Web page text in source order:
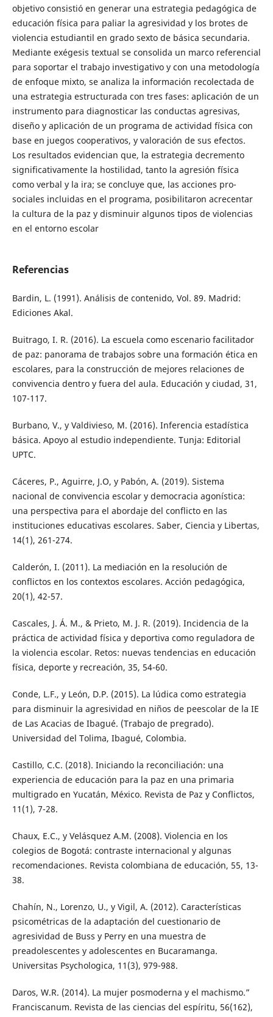
objetivo consistió en generar una estrategia pedagógica de
educación física para paliar la agresividad y los brotes de
violencia estudiantil en grado sexto de básica secundaria.
Mediante exégesis textual se consolida un marco referencial
para soportar el trabajo investigativo y con una metodología
de enfoque mixto, se analiza la información recolectada de
una estrategia estructurada con tres fases: aplicación de un
instrumento para diagnosticar las conductas agresivas,
diseño y aplicación de un programa de actividad física con
base en juegos cooperativos, y valoración de sus efectos.
Los resultados evidencian que, la estrategia decremento
significativamente la hostilidad, tanto la agresión física
como verbal y la ira; se concluye que, las acciones pro-
sociales incluidas en el programa, posibilitaron acrecentar
la cultura de la paz y disminuir algunos tipos de violencias
en el entorno escolar
Referencias
Bardin, L. (1991). Análisis de contenido, Vol. 89. Madrid:
Ediciones Akal.
Buitrago, I. R. (2016). La escuela como escenario facilitador
de paz: panorama de trabajos sobre una formación ética en
escolares, para la construcción de mejores relaciones de
convivencia dentro y fuera del aula. Educación y ciudad, 31,
107-117.
Burbano, V., y Valdivieso, M. (2016). Inferencia estadística
básica. Apoyo al estudio independiente. Tunja: Editorial
UPTC.
Cáceres, P., Aguirre, J.O, y Pabón, A. (2019). Sistema
nacional de convivencia escolar y democracia agonística:
una perspectiva para el abordaje del conflicto en las
instituciones educativas escolares. Saber, Ciencia y Libertas,
14(1), 261-274.
Calderón, I. (2011). La mediación en la resolución de
conflictos en los contextos escolares. Acción pedagógica,
20(1), 42-57.
Cascales, J. Á. M., & Prieto, M. J. R. (2019). Incidencia de la
práctica de actividad física y deportiva como reguladora de
la violencia escolar. Retos: nuevas tendencias en educación
física, deporte y recreación, 35, 54-60.
Conde, L.F., y León, D.P. (2015). La lúdica como estrategia
para disminuir la agresividad en niños de peescolar de la IE
de Las Acacias de Ibagué. (Trabajo de pregrado).
Universidad del Tolima, Ibagué, Colombia.
Castillo, C.C. (2018). Iniciando la reconciliación: una
experiencia de educación para la paz en una primaria
multigrado en Yucatán, México. Revista de Paz y Conflictos,
11(1), 7-28.
Chaux, E.C., y Velásquez A.M. (2008). Violencia en los
colegios de Bogotá: contraste internacional y algunas
recomendaciones. Revista colombiana de educación, 55, 13-
38.
Chahín, N., Lorenzo, U., y Vigil, A. (2012). Características
psicométricas de la adaptación del cuestionario de
agresividad de Buss y Perry en una muestra de
preadolescentes y adolescentes en Bucaramanga.
Universitas Psychologica, 11(3), 979-988.
Daros, W.R. (2014). La mujer posmoderna y el machismo.”
Franciscanum. Revista de las ciencias del espíritu, 56(162),